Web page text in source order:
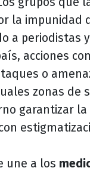
la impunidad
a periodistas y
acciones
o
zonas de
garantizar
une a los